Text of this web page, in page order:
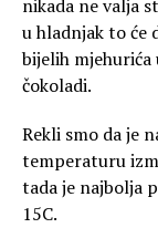
nikada ne valja
u hladnjak to će
bijelih mjehurića
čokoladi.
Rekli smo da je
temperaturu
tada je najbolja
15C.